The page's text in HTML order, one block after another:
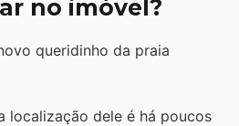
no imóvel?
queridinho da praia
localização dele é há poucos